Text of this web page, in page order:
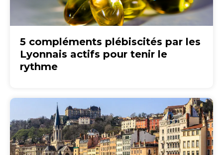
5 compléments plébiscités par les
Lyonnais actifs pour tenir le
rythme